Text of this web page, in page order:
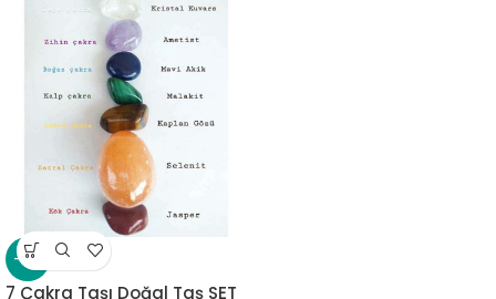
-15%
7 Çakra Taşı Doğal Taş SET